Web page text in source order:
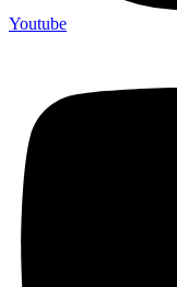
Youtube